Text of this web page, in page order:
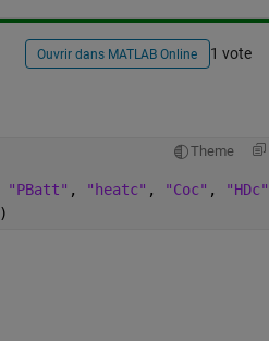
Ouvrir dans MATLAB Online 1 vote
Theme
"PBatt" , "heatc" , "Coc" , "HDc"
)